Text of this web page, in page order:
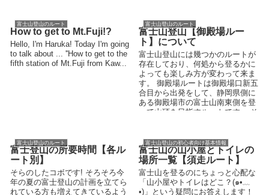
富士山登山のルート
How to get to Mt.Fuji!?
Hello, I'm Haruka! Today I'm going
to talk about ... ''How to get to the
fifth station of Mt.Fuji from Kaw...
富士山登山のルート
富士山登山【御殿場ルー
ト】について
富士山登山には幾つかのルートが
存在しており、何処から登るかに
よっても楽しみ方が変わって来ま
す。 御殿場ルートは御殿場口新五
合目から出発をして、静岡県側に
ある御殿場市の富士山南東側を登
って山頂を目指すルートです。 そ
富士山登山のルート
富士登山の所要時間【各ル
ート別】
そらのしたコボです! そろそろ今
年の夏の富士登山の計画を立てら
れている方も増えてきているよう
富士山登山の初心者向け基本情報
富士山の山小屋とトイレの
場所一覧【須走ルート】
富士山を登るのにちょっと心配な
「山小屋やトイレはどこ？(๑•﹏
•)」という疑問にお答えします！